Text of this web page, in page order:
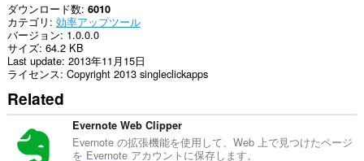
ダウンロード数 6010
カテゴリ 効率アップツール
バージョン 1.0.0.0
サイズ 64.2 KB
Last update 2013年11月15日
ライセンス Copyright 2013 singleclickapps
Related
Evernote Web Clipper
Evernote の拡張機能を使用して、Web 上で見つけたページ
を Evernote アカウントに保存します。